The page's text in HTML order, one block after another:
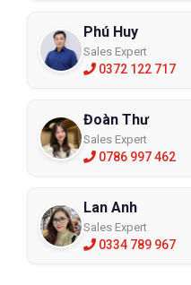
Phú Huy
Sales Expert
0372 122 717
Đoàn Thư
Sales Expert
0786 997 462
Lan Anh
Sales Expert
0334 789 967